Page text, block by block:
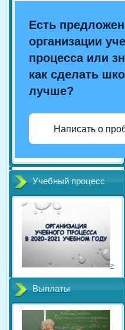
Есть
организации
процесса или
как сделать
лучше?
Написать о
Учебный процесс
>
Выплаты